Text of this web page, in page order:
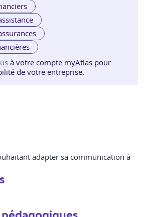
à votre compte myAtlas pour
de votre entreprise.
adapter sa communication à